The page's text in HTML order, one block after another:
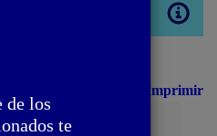
Abrir
modal
Imprimir
de los
te